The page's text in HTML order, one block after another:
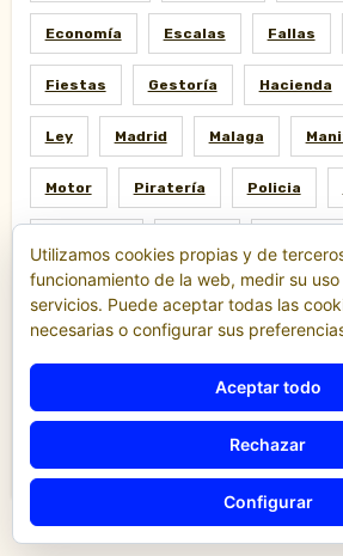
Economía Escalas Fallas
Fiestas Gestoría Hacienda
Ley Madrid Malaga
Motor Piratería Policia
Regulación Resolución
Sucesos Tarifas Taxi
Tráfico TTIP
Valencia VTC
Utilizamos cookies propias y de
funcionamiento de la web, medir su
servicios. Puede aceptar todas las
necesarias o configurar sus
Aceptar todo
Rechazar
Configurar